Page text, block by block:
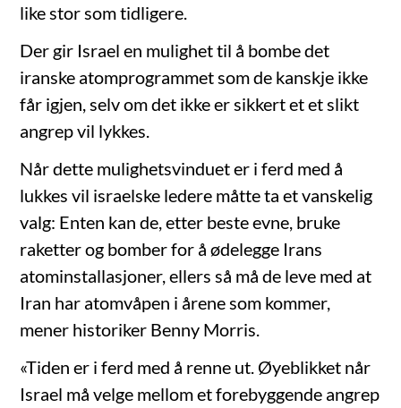
like stor som tidligere.
Der gir Israel en mulighet til å bombe det
iranske atomprogrammet som de kanskje ikke
får igjen, selv om det ikke er sikkert et et slikt
angrep vil lykkes.
Når dette mulighetsvinduet er i ferd med å
lukkes vil israelske ledere måtte ta et vanskelig
valg: Enten kan de, etter beste evne, bruke
raketter og bomber for å ødelegge Irans
atominstallasjoner, ellers så må de leve med at
Iran har atomvåpen i årene som kommer,
mener historiker Benny Morris.
«Tiden er i ferd med å renne ut. Øyeblikket når
Israel må velge mellom et forebyggende angrep